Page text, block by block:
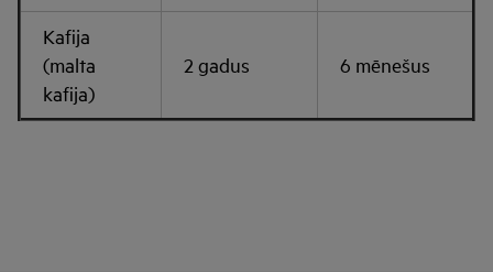
Kafija
(malta
kafija)
2 gadus 6 mēnešus